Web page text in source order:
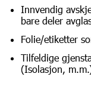
Innvendig
bare deler
Folie/etiketter
Tilfeldige
(Isolasjon,